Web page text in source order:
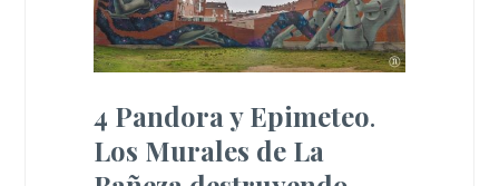
4 Pandora y Epimeteo.
Los Murales de La